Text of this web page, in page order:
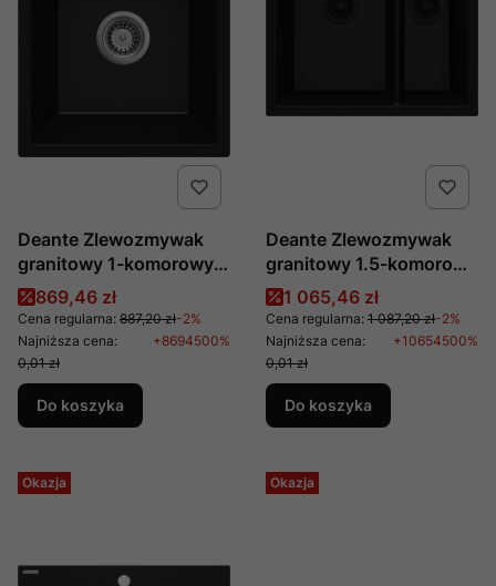
Deante Zlewozmywak
granitowy 1-komorowy
ZQE N104
Cena promocyjna
869,46 zł
Cena regularna: 887,20 zł-2%
Najniższa cena:
0,01 zł
+8694500%
Do koszyka
Deante Zlewozmywak
granitowy 1.5-komorowy
Eridan Nero ZQE N503
Cena promocyjna
1 065,46 zł
Cena regularna: 1 087,20 zł-2%
Najniższa cena:
0,01 zł
+10654500%
Do koszyka
Okazja Okazja